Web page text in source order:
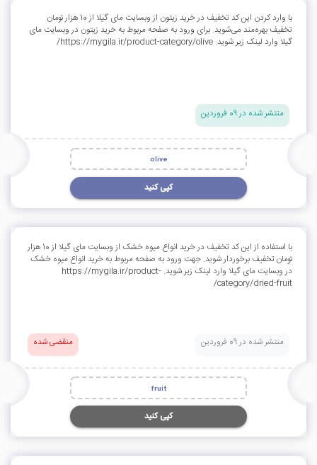
با وارد کردن این کد تخفیف در خرید زیتون از وبسایت مای گیلا از 10 هزار تومان
تخفیف بهره‌مند می‌شوید. برای ورود به صفحه مربوط به خرید زیتون در وبسایت مای
گیلا وارد لینک زیر شوید. https://mygila.ir/product-category/olive/
منتشر شده در 09 فروردین
olive
کپی کنید
با استفاده از این کد تخفیف در خرید انواع میوه خشک از وبسایت مای گیلا از 10 هزار
تومان تخفیف برخوردار شوید. جهت ورود به صفحه مربوط به خرید انواع میوه خشک
در وبسایت مای گیلا وارد لینک زیر شوید. https://mygila.ir/product-
category/dried-fruit/
منتشر شده در 09 فروردین منقضی شده
fruit
کپی کنید